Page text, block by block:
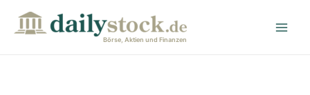
Börse, Aktien und Finanzen